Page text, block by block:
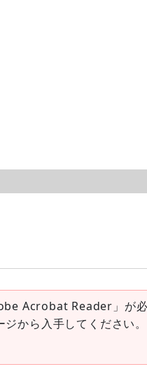
Acrobat Reader」が
から入手してください。